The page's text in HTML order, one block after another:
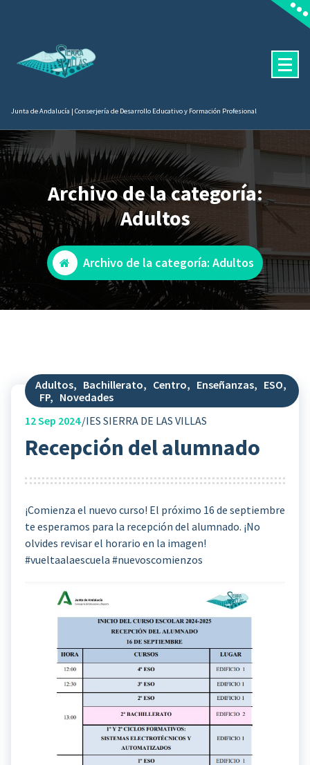
Junta de Andalucía | Conserjería de Desarrollo Educativo y Formación Profesional
Archivo de la categoría:
Adultos
Archivo de la categoría: Adultos
Adultos, Bachillerato, Centro, Enseñanzas, ESO,
FP, Novedades
12Sep 2024 IES SIERRA DE LAS VILLAS
Recepción del alumnado
¡Comienza el nuevo curso! El próximo 16 de septiembre
te esperamos para la recepción del alumnado. ¡No
olvides revisar el horario en la imagen! ️
#vueltaalaescuela #nuevoscomienzos